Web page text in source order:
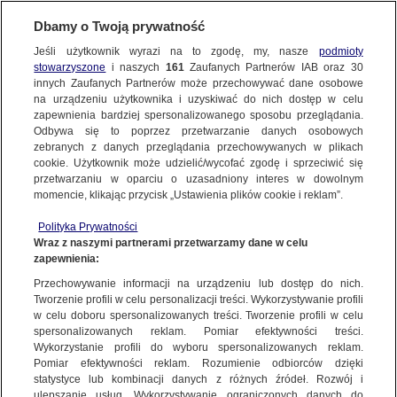
FAKTY | ZOBACZ FAKTY
W 2024 roku psy w Polsce pogryzły ludzi niemal 27 tysięcy razy.
Odpowiedzialność spada na właścicieli
NAJNOWSZE
ZOBACZ FAKTY
FAKTY PO FAKTACH
FAKTY O ŚWIECIE
WIĘCEJ
KANAŁY
Dzień dobry!
Jedno konto do wszystkich usług
Dbamy o Twoją prywatność
Jeśli użytkownik wyrazi na to zgodę, my, nasze podmioty
stowarzyszone i naszych 161Zaufanych Partnerów IAB oraz 30
innych Zaufanych Partnerów może przechowywać dane osobowe
na urządzeniu użytkownika i uzyskiwać do nich dostęp w celu
zapewnienia bardziej spersonalizowanego sposobu przeglądania.
Odbywa się to poprzez przetwarzanie danych osobowych
zebranych z danych przeglądania przechowywanych w plikach
cookie. Użytkownik może udzielić/wycofać zgodę i sprzeciwić się
przetwarzaniu w oparciu o uzasadniony interes w dowolnym
momencie, klikając przycisk „Ustawienia plików cookie i reklam”.
Polityka Prywatności
Wraz z naszymi partnerami przetwarzamy dane w celu
zapewnienia:
Przechowywanie informacji na urządzeniu lub dostęp do nich.
Tworzenie profili w celu personalizacji treści. Wykorzystywanie profili
w celu doboru spersonalizowanych treści. Tworzenie profili w celu
spersonalizowanych reklam. Pomiar efektywności treści.
Wykorzystanie profili do wyboru spersonalizowanych reklam.
Pomiar efektywności reklam. Rozumienie odbiorców dzięki
statystyce lub kombinacji danych z różnych źródeł. Rozwój i